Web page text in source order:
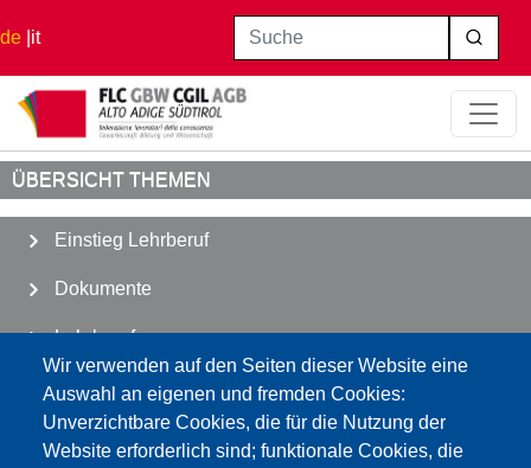
de it
Wir verwenden auf den Seiten dieser Website eine
Auswahl an eigenen und fremden Cookies:
Unverzichtbare Cookies, die für die Nutzung der
Website erforderlich sind; funktionale Cookies, die
Suche
Startseite Lehrberuf
ÜBERSICHT THEMEN
Einstieg Lehrberuf
Dokumente
Lehrberuf
Abwesenheiten
Schulleben